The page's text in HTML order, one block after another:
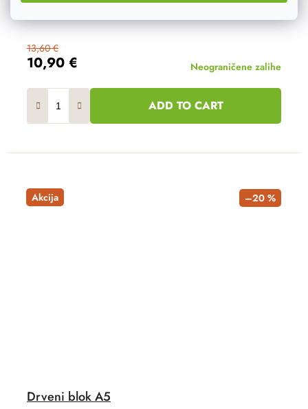
10,90 €
13,60 €
Neograničene zalihe
ADD TO CART
Akcija –20 %
Drveni blok A5